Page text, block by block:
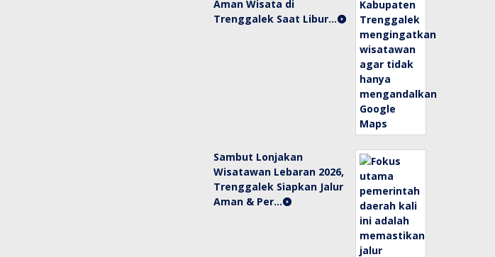
Aman Wisata di
Trenggalek Saat Libur…
Sambut Lonjakan
Wisatawan Lebaran 2026,
Trenggalek Siapkan Jalur
Aman & Per…